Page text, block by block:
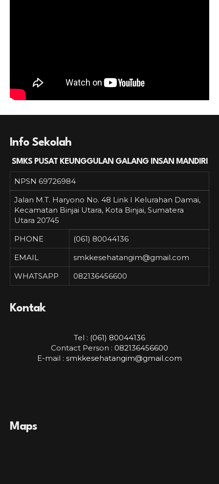
Info Sekolah
SMKS PUSAT KEUNGGULAN GALANG INSAN MANDIRI
NPSN 69726984
Jalan M.T. Haryono No. 48 Link I Kelurahan Damai,
Kecamatan Binjai Utara, Kota Binjai, Sumatera
Utara 20745
PHONE
(061) 80044136
EMAIL
smkkesehatangim@gmail.com
WHATSAPP
082136456600
Kontak
Tel : (061) 80044136
Contact Person : 082136456600
E-mail : smkkesehatangim@gmail.com
Maps